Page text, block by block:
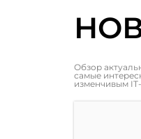
Обзор
самые
изменчивым